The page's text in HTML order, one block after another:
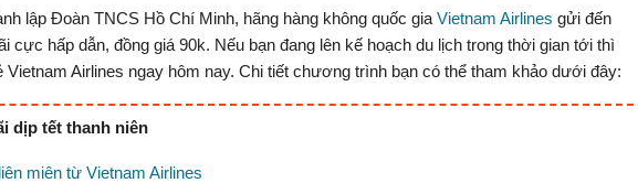
lập Đoàn TNCS Hồ Chí Minh, hãng hàng không quốc gia Vietnam Airlines gửi đến
cực hấp dẫn, đồng giá 90k. Nếu bạn đang lên kế hoạch du lịch trong thời gian tới thì
Airlines ngay hôm nay. Chi tiết chương trình bạn có thể tham khảo dưới đây:
dịp tết thanh niên
miên từ Vietnam Airlines